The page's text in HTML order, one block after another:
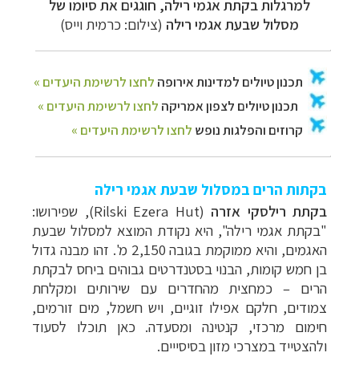
למרגלות בקתת אגמי רילה, חוגגים את סיומו של
מסלול שבעת אגמי רילה (צילום: כרמית וייס)
בקתות הרים במסלול שבעת אגמי רילה
בקתת רילסקי אזרה (
Rilski Ezera Hut), שפירושו:
"בקתת אגמי רילה", היא נקודת המוצא למסלול שבעת
האגמים, והיא ממוקמת בגובה 2,150 מ'. זהו מבנה גדול
בן חמש קומות, הבנוי בסטנדרטים גבוהים ביחס לבקתת
הרים –כמחצית מהחדרים עם שירותים ומקלחת
צמודים, חלקם אפילו זוגיים, ויש חשמל, מים זורמים,
חימום מרכזי, קנטינה ומסעדה. כאן תוכלו לסעוד
ולהצטייד במצרכי מזון בסיסייים.